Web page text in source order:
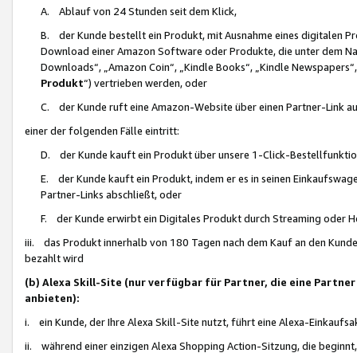
A. Ablauf von 24 Stunden seit dem Klick,
B. der Kunde bestellt ein Produkt, mit Ausnahme eines digitalen
Download einer Amazon Software oder Produkte, die unter dem
Downloads“, „Amazon Coin“, „Kindle Books“, „Kindle
Produkt“) vertrieben werden, oder
C. der Kunde ruft eine Amazon-Website über einen Partner-Link
einer der folgenden Fälle eintritt:
D. der Kunde kauft ein Produkt über unsere 1-Click-
E. der Kunde kauft ein Produkt, indem er es in seinen
Partner-Links abschließt, oder
F. der Kunde erwirbt ein Digitales Produkt durch Streaming oder
iii. das Produkt innerhalb von 180 Tagen nach dem Kauf an den
bezahlt wird
(b) Alexa Skill-Site (nur verfügbar für Partner, die eine
anbieten):
i. ein Kunde, der Ihre Alexa Skill-Site nutzt, führt eine Alexa-
ii. während einer einzigen Alexa Shopping Action-Sitzung, die